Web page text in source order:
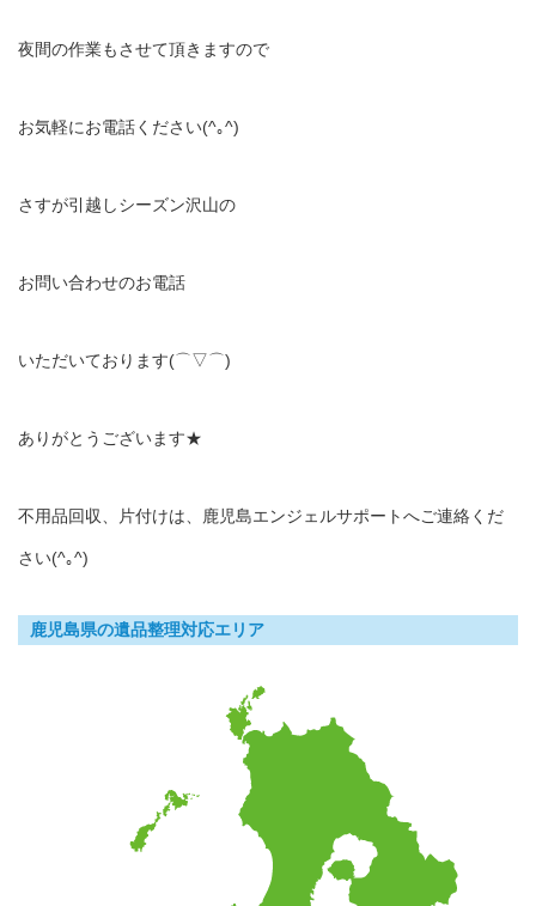
夜間の作業もさせて頂きますので
お気軽にお電話ください(^｡^)
さすが引越しシーズン沢山の
お問い合わせのお電話
いただいております(⌒▽⌒)
ありがとうございます★
不用品回収、片付けは、鹿児島エンジェルサポートへご連絡くだ
さい(^｡^)
鹿児島県の遺品整理対応エリア